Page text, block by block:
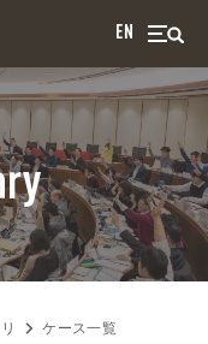
EN
ケース一覧